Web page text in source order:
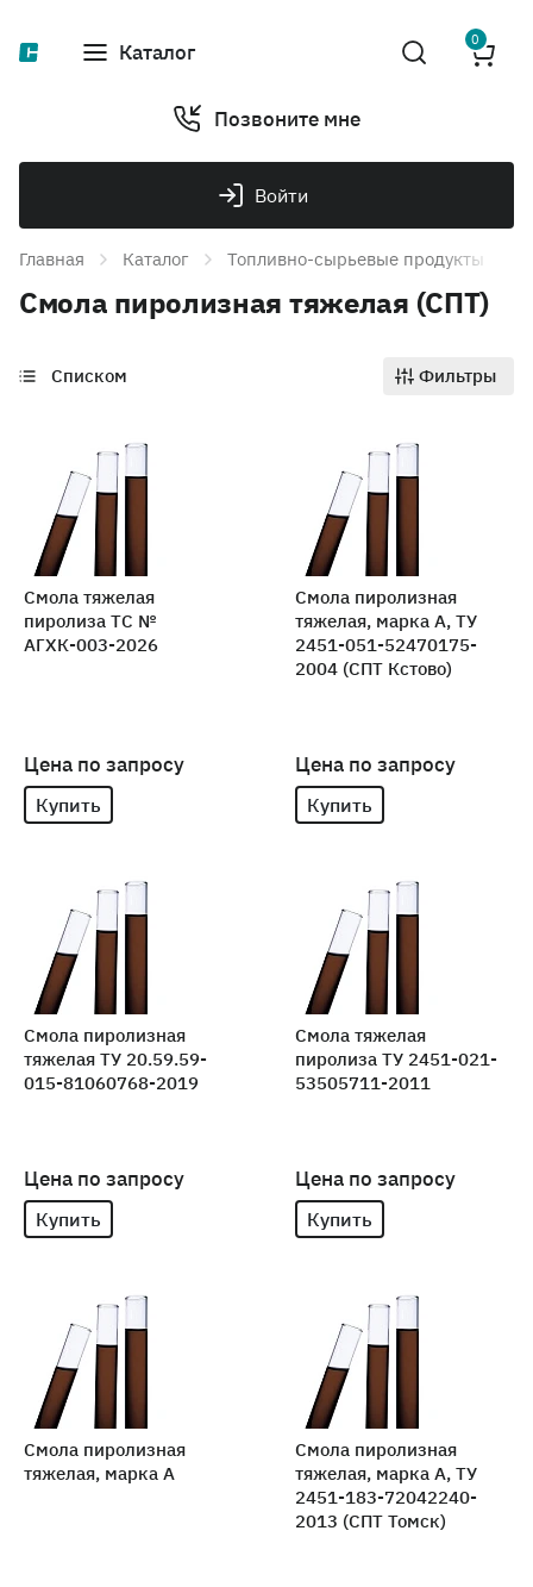
Каталог 0
Позвоните мне
Войти
Главная Каталог Топливно-сырьевые продукты
Смола пиролизная тяжелая (СПТ)
Списком Фильтры
Смола тяжелая
пиролиза ТС №
АГХК-003-2026
Цена по запросу
Купить
Смола пиролизная
тяжелая, марка А, ТУ
2451-051-52470175-
2004 (СПТ Кстово)
Цена по запросу
Купить
Смола пиролизная
тяжелая ТУ 20.59.59-
015-81060768-2019
Цена по запросу
Купить
Смола тяжелая
пиролиза ТУ 2451-021-
53505711-2011
Цена по запросу
Купить
Смола пиролизная
тяжелая, марка А
Смола пиролизная
тяжелая, марка А, ТУ
2451-183-72042240-
2013 (СПТ Томск)